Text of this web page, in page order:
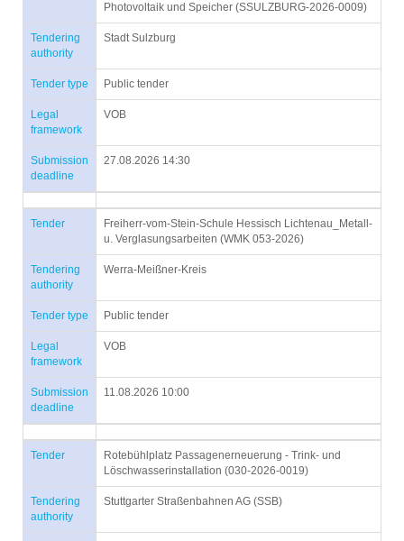
Photovoltaik und Speicher (SSULZBURG-2026-0009)
Tendering
authority
Stadt Sulzburg
Tender type Public tender
Legal
framework
VOB
Submission
deadline
27.08.2026 14:30
Tender
Freiherr-vom-Stein-Schule Hessisch Lichtenau_Metall-
u. Verglasungsarbeiten (WMK 053-2026)
Tendering
authority
Werra-Meißner-Kreis
Tender type Public tender
Legal
framework
VOB
Submission
deadline
11.08.2026 10:00
Tender
Rotebühlplatz Passagenerneuerung - Trink- und
Löschwasserinstallation (030-2026-0019)
Tendering
authority
Stuttgarter Straßenbahnen AG (SSB)